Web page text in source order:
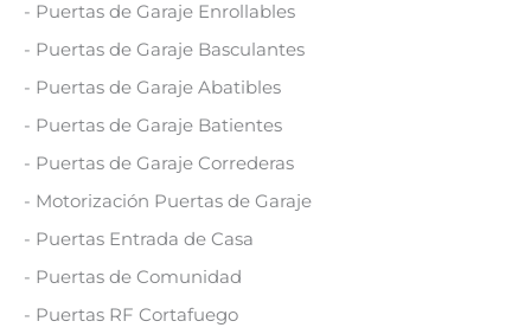
- Puertas de Garaje Enrollables
- Puertas de Garaje Basculantes
- Puertas de Garaje Abatibles
- Puertas de Garaje Batientes
- Puertas de Garaje Correderas
- Motorización Puertas de Garaje
- Puertas Entrada de Casa
- Puertas de Comunidad
- Puertas RF Cortafuego